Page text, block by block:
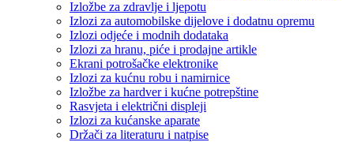
Izložbe za zdravlje i ljepotu
Izlozi za automobilske dijelove i dodatnu opremu
Izlozi odjeće i modnih dodataka
Izlozi za hranu, piće i prodajne artikle
Ekrani potrošačke elektronike
Izlozi za kućnu robu i namirnice
Izložbe za hardver i kućne potrepštine
Rasvjeta i električni displeji
Izlozi za kućanske aparate
Držači za literaturu i natpise